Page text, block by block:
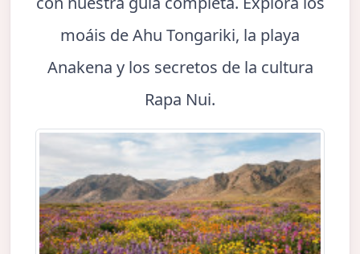
moáis de Ahu Tongariki, la playa
Anakena y los secretos de la cultura
Rapa Nui.